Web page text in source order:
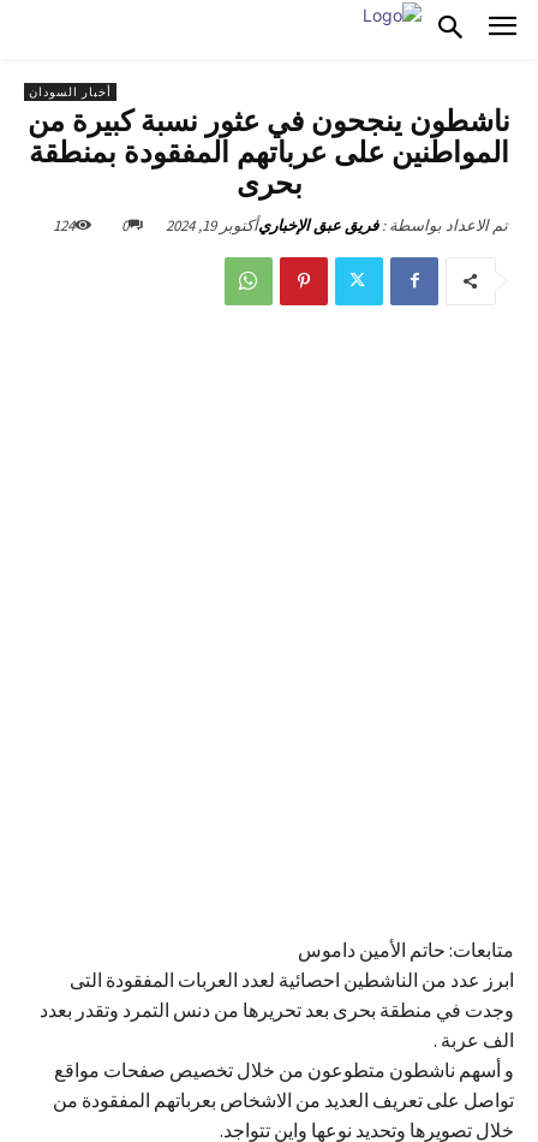
أخبار السودان
ناشطون ينجحون في عثور نسبة كبيرة من
المواطنين على عرباتهم المفقودة بمنطقة
بحرى
تم الاعداد بواسطة : فريق عبق الإخباريأكتوبر 19, 2024 0
124
متابعات: حاتم الأمين داموس
ابرز عدد من الناشطين احصائية لعدد العربات المفقودة التى
وجدت في منطقة بحرى بعد تحريرها من دنس التمرد وتقدر بعدد
الف عربة .
و أسهم ناشطون متطوعون من خلال تخصيص صفحات مواقع
تواصل على تعريف العديد من الاشخاص بعرباتهم المفقودة من
خلال تصويرها وتحديد نوعها واين تتواجد.